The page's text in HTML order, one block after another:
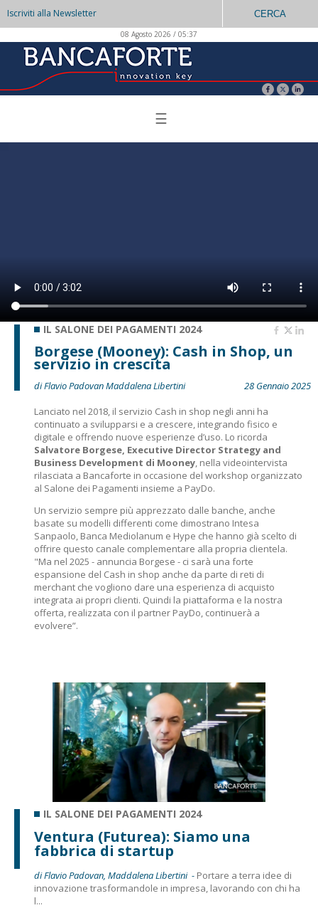
Iscriviti alla Newsletter CERCA
08 Agosto 2026 / 05:37
☰
IL SALONE DEI PAGAMENTI 2024
Borgese (Mooney): Cash in Shop, un
servizio in crescita
di Flavio Padovan Maddalena Libertini
28 Gennaio 2025
Lanciato nel 2018, il servizio Cash in shop negli anni ha
continuato a svilupparsi e a crescere, integrando fisico e
digitale e offrendo nuove esperienze d’uso. Lo ricorda
Salvatore Borgese, Executive Director Strategy and
Business Development di Mooney, nella videointervista
rilasciata a Bancaforte in occasione del workshop organizzato
al Salone dei Pagamenti insieme a PayDo.
Un servizio sempre più apprezzato dalle banche, anche
basate su modelli differenti come dimostrano Intesa
Sanpaolo, Banca Mediolanum e Hype che hanno già scelto di
offrire questo canale complementare alla propria clientela.
"Ma nel 2025 - annuncia Borgese - ci sarà una forte
espansione del Cash in shop anche da parte di reti di
merchant che vogliono dare una esperienza di acquisto
integrata ai propri clienti. Quindi la piattaforma e la nostra
offerta, realizzata con il partner PayDo, continuerà a
evolvere”.
IL SALONE DEI PAGAMENTI 2024
Ventura (Futurea): Siamo una
fabbrica di startup
di Flavio Padovan, Maddalena Libertini - Portare a terra idee di
innovazione trasformandole in impresa, lavorando con chi ha
l...